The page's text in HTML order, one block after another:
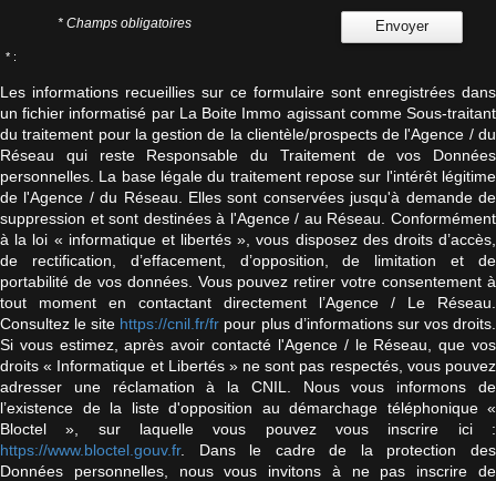
Envoyer
* Champs obligatoires
* :
Les informations recueillies sur ce formulaire sont enregistrées dans
un fichier informatisé par La Boite Immo agissant comme Sous-traitant
du traitement pour la gestion de la clientèle/prospects de l'Agence / du
Réseau qui reste Responsable du Traitement de vos Données
personnelles. La base légale du traitement repose sur l'intérêt légitime
de l'Agence / du Réseau. Elles sont conservées jusqu'à demande de
suppression et sont destinées à l'Agence / au Réseau. Conformément
à la loi « informatique et libertés », vous disposez des droits d’accès,
de rectification, d’effacement, d’opposition, de limitation et de
portabilité de vos données. Vous pouvez retirer votre consentement à
tout moment en contactant directement l’Agence / Le Réseau.
Consultez le site https://cnil.fr/fr pour plus d’informations sur vos droits.
Si vous estimez, après avoir contacté l'Agence / le Réseau, que vos
droits « Informatique et Libertés » ne sont pas respectés, vous pouvez
adresser une réclamation à la CNIL. Nous vous informons de
l’existence de la liste d'opposition au démarchage téléphonique «
Bloctel », sur laquelle vous pouvez vous inscrire ici :
https://www.bloctel.gouv.fr. Dans le cadre de la protection des
Données personnelles, nous vous invitons à ne pas inscrire de